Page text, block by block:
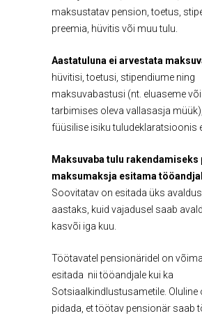
maksustatav pension, toetus,
preemia, hüvitis või muu tulu.
Aastatuluna ei arvestata
hüvitisi, toetusi, stipendiume ning
maksuvabastusi (nt. eluaseme
tarbimises oleva vallasasja
füüsilise isiku tuludeklaratsioonis
Maksuvaba tulu rakendamiseks
maksumaksja esitama
Soovitatav on esitada üks
aastaks, kuid vajadusel saab
kasvõi iga kuu.
Töötavatel pensionäridel on
esitada nii tööandjale kui ka
Sotsiaalkindlustusametile. Oluline
pidada, et töötav pensionär saab